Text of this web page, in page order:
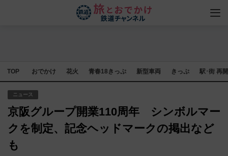
TOP おでかけ 花火 青春18きっぷ 新型車両 きっぷ 駅･街 再
ニュース
京阪グループ開業110周年 シンボルマー
クを制定、記念ヘッドマークの掲出など
も